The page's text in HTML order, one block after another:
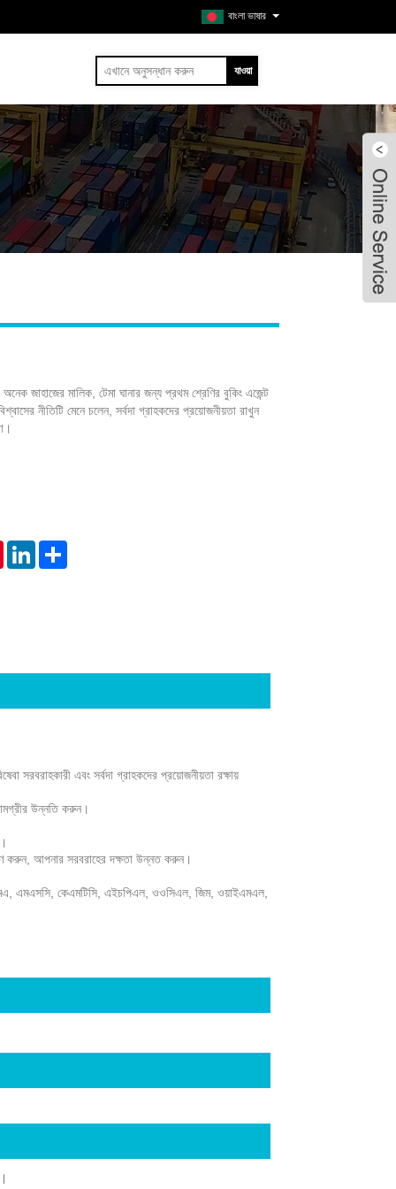
বাংলা ভাষার
জাহাজের মালিক, টেমা ঘানার জন্য প্রথম শ্রেণির বুকিং এজেন্ট
নীতিটি মেনে চলেন, সর্বদা গ্রাহকদের প্রয়োজনীয়তা রাখুন
PinterestLinkedInShare
সরবরাহকারী এবং সর্বদা গ্রাহকদের প্রয়োজনীয়তা রক্ষায়
উন্নতি করুন।
করুন, আপনার সরবরাহের দক্ষতা উন্নত করুন।
এমএসসি, কেএমটিসি, এইচপিএল, ওওসিএল, জিম, ওয়াইএমএল,